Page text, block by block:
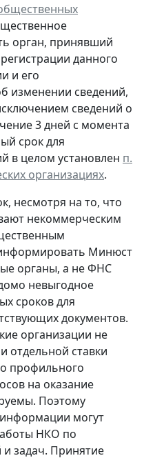
орган, принявший
данного
и его
изменении сведений,
сведений о
3 дней с момента
срок для
в целом установлен п.
организациях.
несмотря на то, что
некоммерческим
Минюст
органы, а не ФНС
невыгодное
сроков для
документов.
организации не
отдельной ставки
профильного
на оказание
Поэтому
могут
НКО по
задач. Принятие